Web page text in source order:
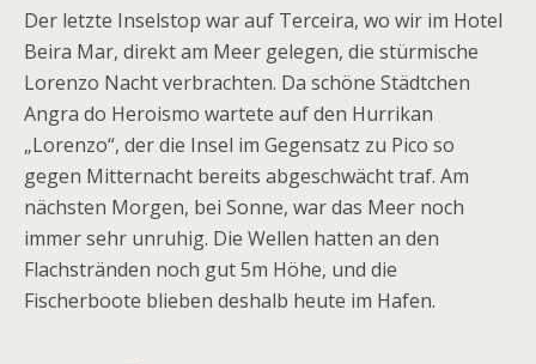
Der letzte Inselstop war auf Terceira, wo wir im Hotel
Beira Mar, direkt am Meer gelegen, die stürmische
Lorenzo Nacht verbrachten. Da schöne Städtchen
Angra do Heroismo wartete auf den Hurrikan
„Lorenzo“, der die Insel im Gegensatz zu Pico so
gegen Mitternacht bereits abgeschwächt traf. Am
nächsten Morgen, bei Sonne, war das Meer noch
immer sehr unruhig. Die Wellen hatten an den
Flachstränden noch gut 5m Höhe, und die
Fischerboote blieben deshalb heute im Hafen.